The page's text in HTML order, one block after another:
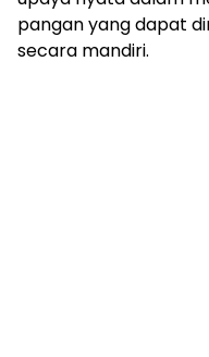
pangan yang dapat
secara mandiri.